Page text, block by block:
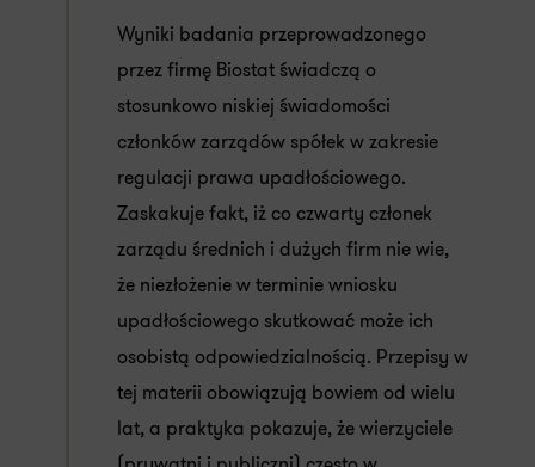
Wyniki badania przeprowadzonego
przez firmę Biostat świadczą o
stosunkowo niskiej świadomości
członków zarządów spółek w zakresie
regulacji prawa upadłościowego.
Zaskakuje fakt, iż co czwarty członek
zarządu średnich i dużych firm nie wie,
że niezłożenie w terminie wniosku
upadłościowego skutkować może ich
osobistą odpowiedzialnością. Przepisy w
tej materii obowiązują bowiem od wielu
lat, a praktyka pokazuje, że wierzyciele